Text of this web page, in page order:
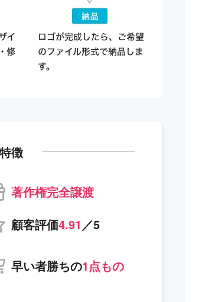
徴
著作権完全譲渡
顧客評価4.91 ／5
早い者勝ちの1点もの